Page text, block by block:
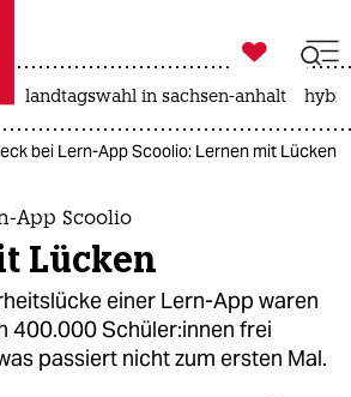
taz zahl ich
zahl ich

taz zahl ich
landtagswahl in sachsen-anhalt
bei Lern-App Scoolio: Lernen mit Lücken
App Scoolio
Lücken
einer Lern-App waren
400.000 Schü­le­r:in­nen frei
passiert nicht zum ersten Mal.